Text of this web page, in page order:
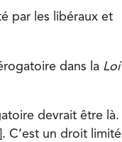
par les libéraux et
dans la Loi
devrait être là.
C’est un droit limité